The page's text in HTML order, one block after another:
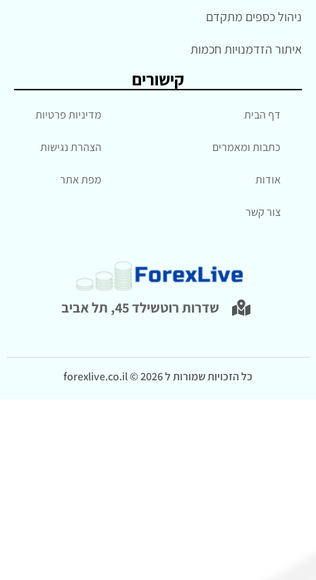
ניהול כספים מתקדם
איתור הזדמנויות חכמות
קישורים
דף הבית
כתבות ומאמרים
אודות
צור קשר
מדיניות פרטיות
הצהרת נגישות
מפת אתר
שדרות רוטשילד 45, תל אביב
כל הזכויות שמורות ל forexlive.co.il © 2026